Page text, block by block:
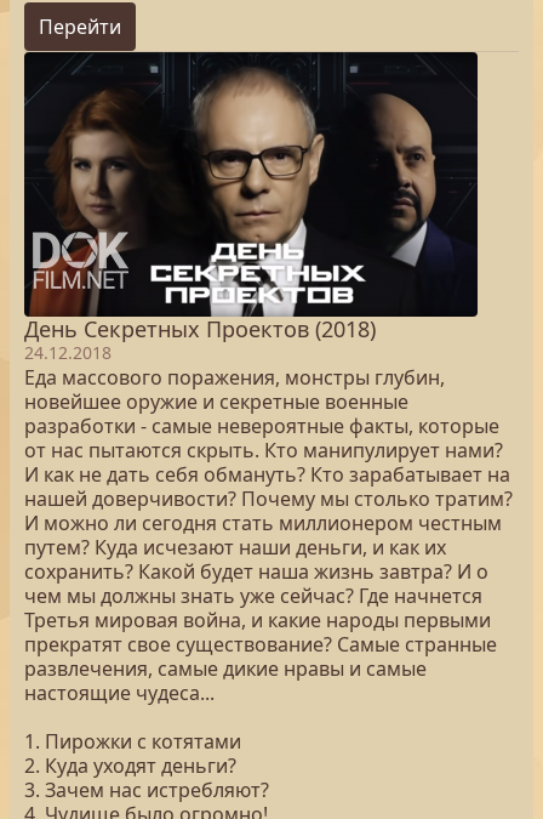
Перейти
День Секретных Проектов (2018)
24.12.2018
Еда массового поражения, монстры глубин,
новейшее оружие и секретные военные
разработки - самые невероятные факты, которые
от нас пытаются скрыть. Кто манипулирует нами?
И как не дать себя обмануть? Кто зарабатывает на
нашей доверчивости? Почему мы столько тратим?
И можно ли сегодня стать миллионером честным
путем? Куда исчезают наши деньги, и как их
сохранить? Какой будет наша жизнь завтра? И о
чем мы должны знать уже сейчас? Где начнется
Третья мировая война, и какие народы первыми
прекратят свое существование? Самые странные
развлечения, самые дикие нравы и самые
настоящие чудеса...
1. Пирожки с котятами
2. Куда уходят деньги?
3. Зачем нас истребляют?